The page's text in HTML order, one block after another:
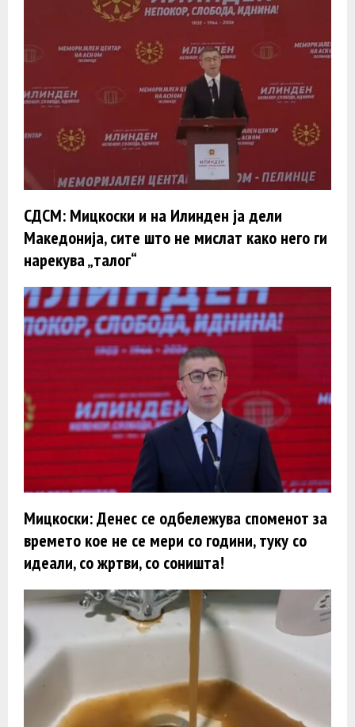
СДСМ: Мицкоски и на Илинден ја дели
Македонија, сите што не мислат како него ги
нарекува „талог“
Мицкоски: Денес се одбележува споменот за
времето кое не се мери со години, туку со
идеали, со жртви, со соништа!